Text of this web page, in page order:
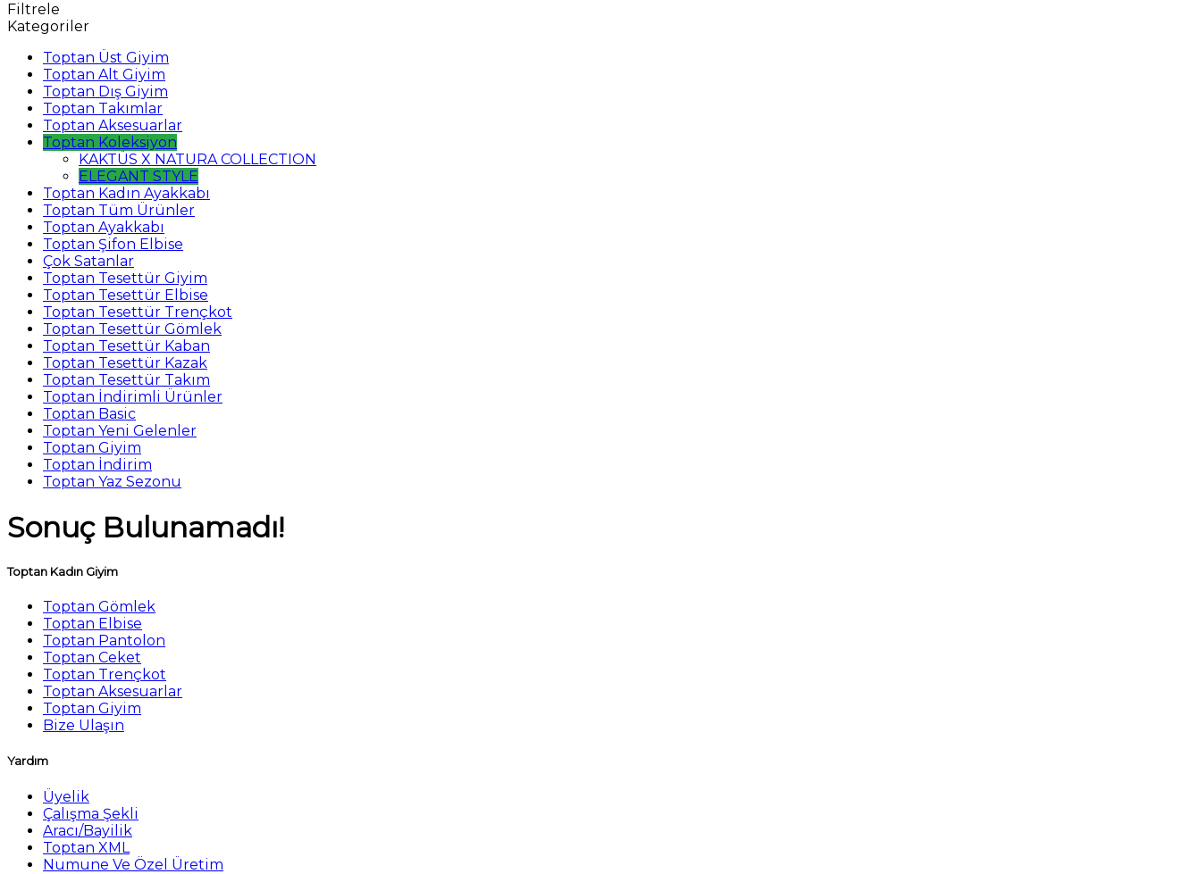
Filtrele
Kategoriler
Toptan Üst Giyim
Toptan Alt Giyim
Toptan Dış Giyim
Toptan Takımlar
Toptan Aksesuarlar
Toptan Koleksiyon
KAKTÜS X NATURA COLLECTION
ELEGANT STYLE
Toptan Kadın Ayakkabı
Toptan Tüm Ürünler
Toptan Ayakkabı
Toptan Şifon Elbise
Çok Satanlar
Toptan Tesettür Giyim
Toptan Tesettür Elbise
Toptan Tesettür Trençkot
Toptan Tesettür Gömlek
Toptan Tesettür Kaban
Toptan Tesettür Kazak
Toptan Tesettür Takım
Toptan İndirimli Ürünler
Toptan Basic
Toptan Yeni Gelenler
Toptan Giyim
Toptan İndirim
Toptan Yaz Sezonu
Sonuç Bulunamadı!
Toptan Kadın Giyim
Toptan Gömlek
Toptan Elbise
Toptan Pantolon
Toptan Ceket
Toptan Trençkot
Toptan Aksesuarlar
Toptan Giyim
Bize Ulaşın
Yardım
Üyelik
Çalışma Şekli
Aracı/Bayilik
Toptan XML
Numune Ve Özel Üretim